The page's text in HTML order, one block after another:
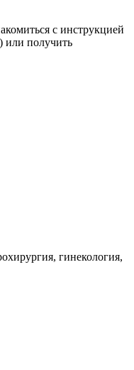
с инструкцией
или получить
гинекология,